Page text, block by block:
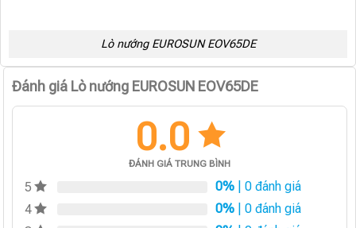
Lò nướng EUROSUN EOV65DE
Đánh giá Lò nướng EUROSUN EOV65DE
0.0
ĐÁNH GIÁ TRUNG BÌNH
5 0% | 0 đánh giá
4
0% | 0 đánh giá